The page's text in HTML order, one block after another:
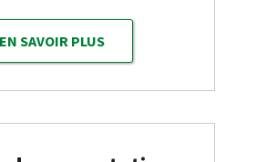
EN SAVOIR PLUS